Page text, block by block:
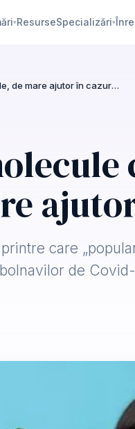
▾ResurseSpecializări▾
Ce alimente au molecule cu proprietăți antivirale, de mare ajutor în cazurile de Covid-19
care
de